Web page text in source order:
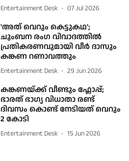
Entertainment Desk 07 Jul 2026
'അത് വെറും കെട്ടുകഥ';
ചുംബന രംഗ വിവാദത്തില്‍
പ്രതികരണവുമായി വീർ ദാസും
കങ്കണ റണാവത്തും
Entertainment Desk 29 Jun 2026
കങ്കണയ്ക്ക് വീണ്ടും ഫ്ലോപ്പ്;
ഭാരത് ഭാഗ്യ വിധാതാ രണ്ട്
ദിവസം കൊണ്ട് നേടിയത് വെറും
2 കോടി
Entertainment Desk 15 Jun 2026